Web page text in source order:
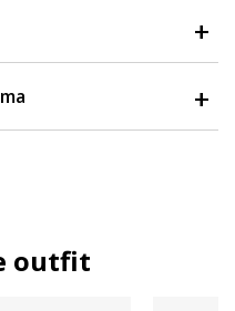
outfit